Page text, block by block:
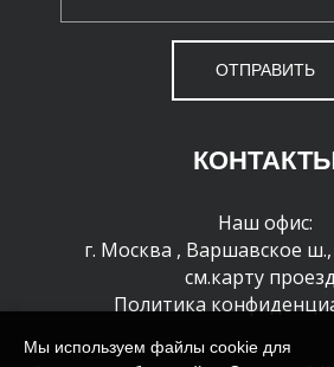
ОТПРАВИТЬ
Наш офис:
г. Москва , Варшавское ш.,
см.карту
Политика
Мы используем файлы cookie для